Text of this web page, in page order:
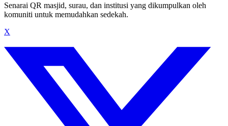
Senarai QR masjid, surau, dan institusi yang dikumpulkan oleh
komuniti untuk memudahkan sedekah.
X